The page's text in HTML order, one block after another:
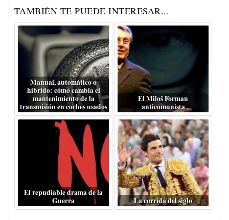
TAMBIÉN TE PUEDE INTERESAR...
Manual, automático o
híbrido: cómo cambia el
mantenimiento de la
transmisión en coches usados
El Miloš Forman
anticomunista
El repudiable drama de la
Guerra
La corrida del siglo